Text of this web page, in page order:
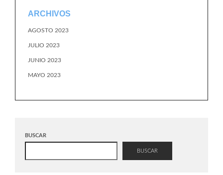
ARCHIVOS
AGOSTO 2023
JULIO 2023
JUNIO 2023
MAYO 2023
BUSCAR
BUSCAR